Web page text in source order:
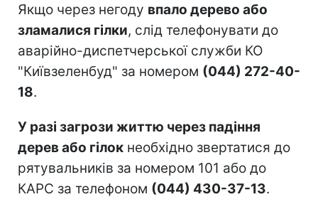
Якщо через негоду впало дерево або
зламалися гілки, слід телефонувати до
аварійно-диспетчерської служби КО
"Київзеленбуд" за номером (044) 272-40-
18.
У разі загрози життю через падіння
дерев або гілок необхідно звертатися до
рятувальників за номером 101 або до
КАРС за телефоном (044) 430-37-13.